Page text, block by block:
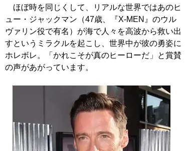
ほぼ時を同じくして、リアルな世界ではあのヒ
ュー・ジャックマン（47歳、『X-MEN』のウル
ヴァリン役で有名）が海で人々を高波から救い出
すというミラクルを起こし、世界中が彼の勇姿に
ホレボレ。「かれこそが真のヒーローだ」と賞賛
の声があがっています。